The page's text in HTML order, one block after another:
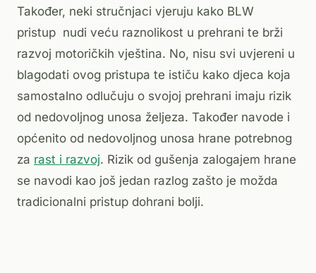
Također, neki stručnjaci vjeruju kako BLW
pristup nudi veću raznolikost u prehrani te brži
razvoj motoričkih vještina. No, nisu svi uvjereni u
blagodati ovog pristupa te ističu kako djeca koja
samostalno odlučuju o svojoj prehrani imaju rizik
od nedovoljnog unosa željeza. Također navode i
općenito od nedovoljnog unosa hrane potrebnog
za rast i razvoj. Rizik od gušenja zalogajem hrane
se navodi kao još jedan razlog zašto je možda
tradicionalni pristup dohrani bolji.